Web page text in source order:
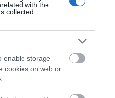
with the
collected.
enable storage
cookies on web or
maradtak el ma
a jelenleg 7 méteres
kabinjaiban
tudnak megtartani. Én az
országból, amerre
készítményt tengeri
multikulti
így relatív